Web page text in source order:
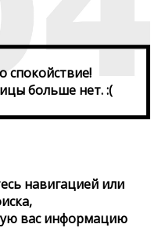
спокойствие!
больше нет. :(
навигацией или
вас информацию